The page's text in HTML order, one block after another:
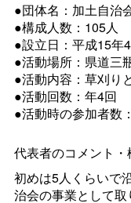
●団体名：加土自治
●構成人数：105人
●設立日：平成15年
●活動場所：県道三
●活動内容：草刈り
●活動回数：年4回
●活動時の参加者数
代表者のコメント
初めは5人くらいで
治会の事業として